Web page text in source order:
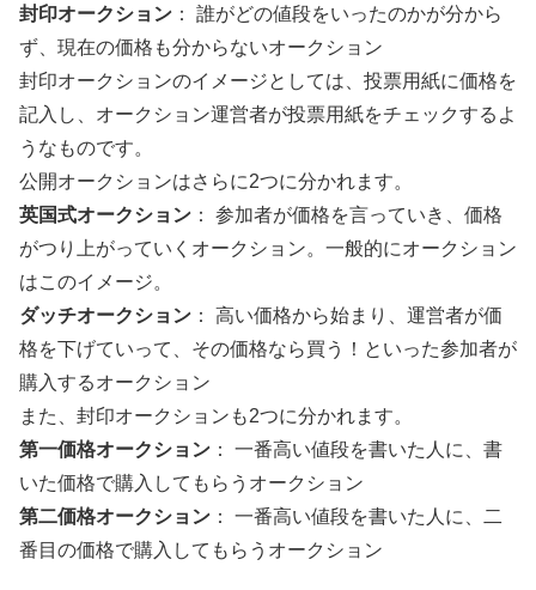
封印オークション ： 誰がどの値段をいったのかが分から
ず、現在の価格も分からないオークション
封印オークションのイメージとしては、投票用紙に価格を
記入し、オークション運営者が投票用紙をチェックするよ
うなものです。
公開オークションはさらに2つに分かれます。
英国式オークション ： 参加者が価格を言っていき、価格
がつり上がっていくオークション。一般的にオークション
はこのイメージ。
ダッチオークション ： 高い価格から始まり、運営者が価
格を下げていって、その価格なら買う！といった参加者が
購入するオークション
また、封印オークションも2つに分かれます。
第一価格オークション ： 一番高い値段を書いた人に、書
いた価格で購入してもらうオークション
第二価格オークション ： 一番高い値段を書いた人に、二
番目の価格で購入してもらうオークション